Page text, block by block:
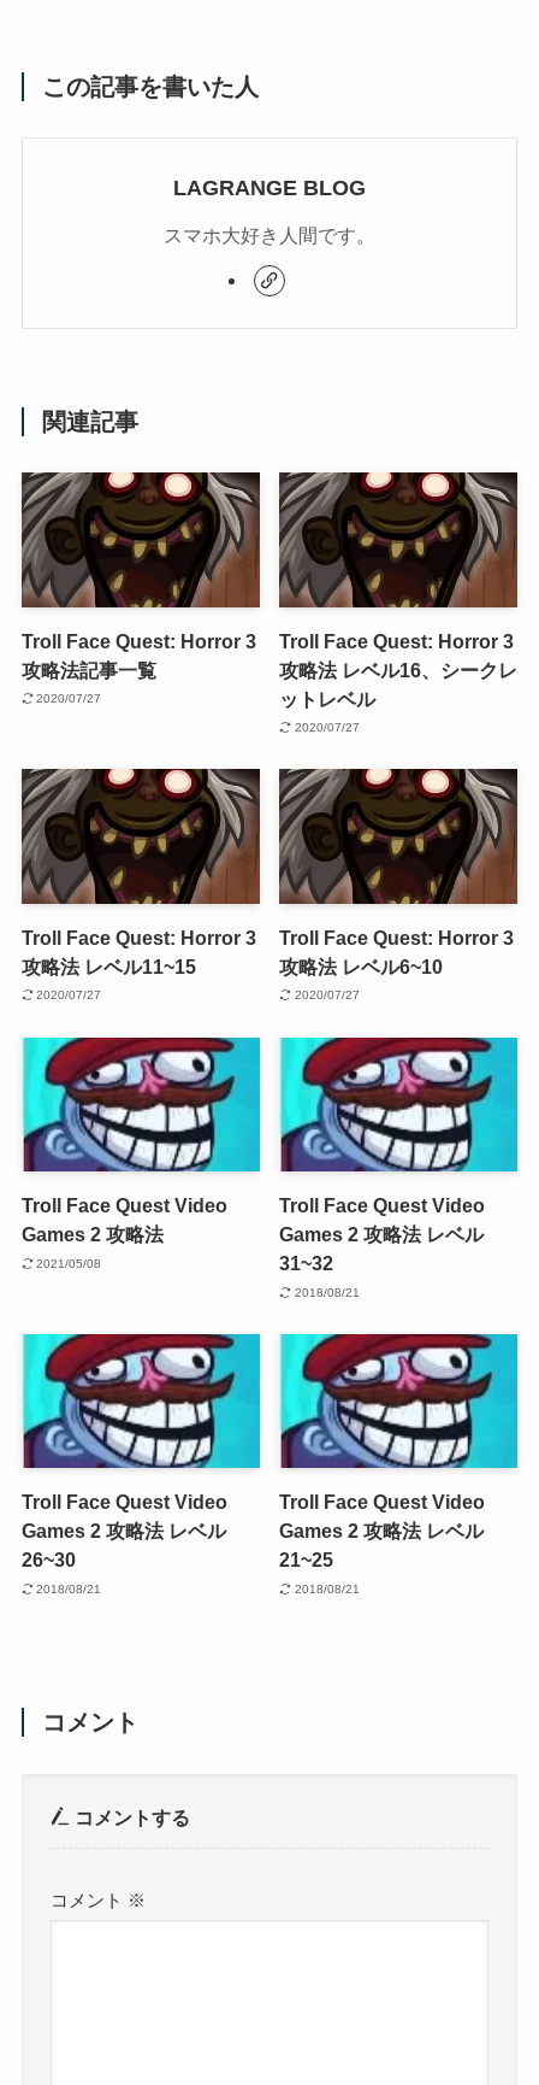
この記事を書いた人
LAGRANGE BLOG
スマホ大好き人間です。
関連記事
Troll Face Quest: Horror 3
攻略法記事一覧
2020/07/27
Troll Face Quest: Horror 3
攻略法 レベル16、シークレ
ットレベル
2020/07/27
Troll Face Quest: Horror 3
攻略法 レベル11~15
2020/07/27
Troll Face Quest: Horror 3
攻略法 レベル6~10
2020/07/27
Troll Face Quest Video
Games 2 攻略法
2021/05/08
Troll Face Quest Video
Games 2 攻略法 レベル
31~32
2018/08/21
Troll Face Quest Video
Games 2 攻略法 レベル
26~30
2018/08/21
Troll Face Quest Video
Games 2 攻略法 レベル
21~25
2018/08/21
コメント
コメントする
コメント ※